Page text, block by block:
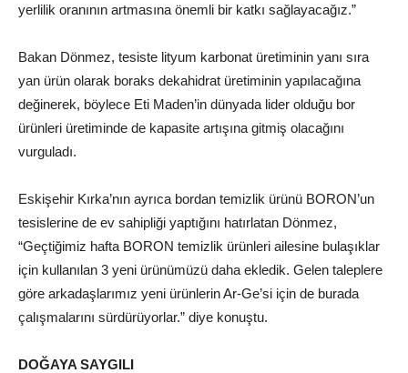
yerlilik oranının artmasına önemli bir katkı sağlayacağız.”
Bakan Dönmez, tesiste lityum karbonat üretiminin yanı sıra
yan ürün olarak boraks dekahidrat üretiminin yapılacağına
değinerek, böylece Eti Maden’in dünyada lider olduğu bor
ürünleri üretiminde de kapasite artışına gitmiş olacağını
vurguladı.
Eskişehir Kırka’nın ayrıca bordan temizlik ürünü BORON’un
tesislerine de ev sahipliği yaptığını hatırlatan Dönmez,
“Geçtiğimiz hafta BORON temizlik ürünleri ailesine bulaşıklar
için kullanılan 3 yeni ürünümüzü daha ekledik. Gelen taleplere
göre arkadaşlarımız yeni ürünlerin Ar-Ge’si için de burada
çalışmalarını sürdürüyorlar.” diye konuştu.
DOĞAYA SAYGILI